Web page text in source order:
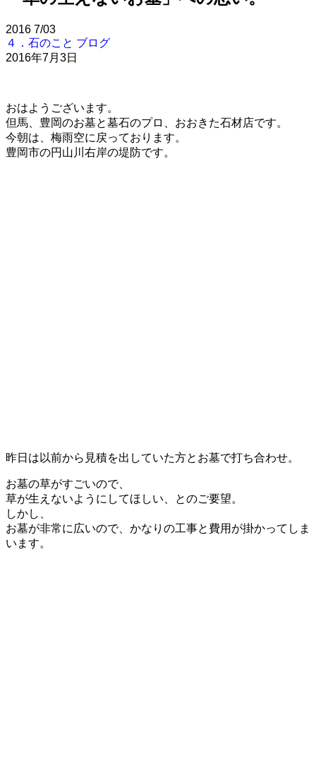
2016 7/03
４．石のこと ブログ
2016年7月3日
おはようございます。
但馬、豊岡のお墓と墓石のプロ、おおきた石材店です。
今朝は、梅雨空に戻っております。
豊岡市の円山川右岸の堤防です。
昨日は以前から見積を出していた方とお墓で打ち合わせ。
お墓の草がすごいので、
草が生えないようにしてほしい、とのご要望。
しかし、
お墓が非常に広いので、かなりの工事と費用が掛かってしま
います。